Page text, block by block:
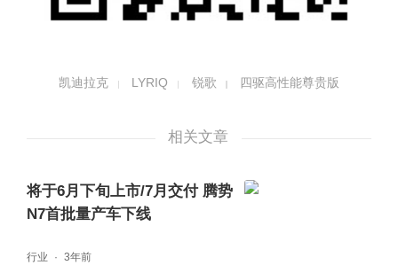
凯迪拉克 LYRIQ 锐歌 四驱高性能尊贵版
相关文章
将于6月下旬上市/7月交付 腾势
N7首批量产车下线
行业 3年前